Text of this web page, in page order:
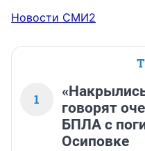
Новости СМИ2
1
говорят
БПЛА с
Осиповке